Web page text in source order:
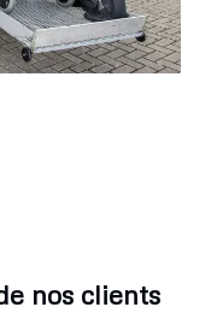
nos clients